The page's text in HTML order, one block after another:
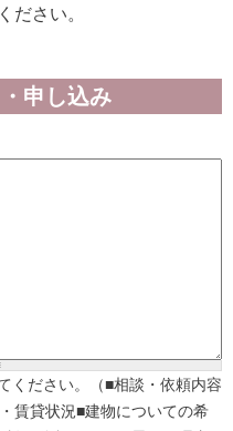
さい。
申し込み
ください。（■相談・依頼内容
賃貸状況■建物についての希